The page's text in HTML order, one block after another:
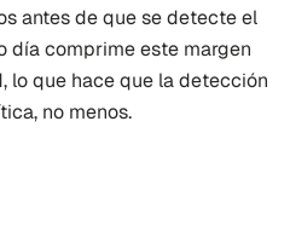
antes de que se detecte el
día comprime este margen
lo que hace que la detección
no menos.